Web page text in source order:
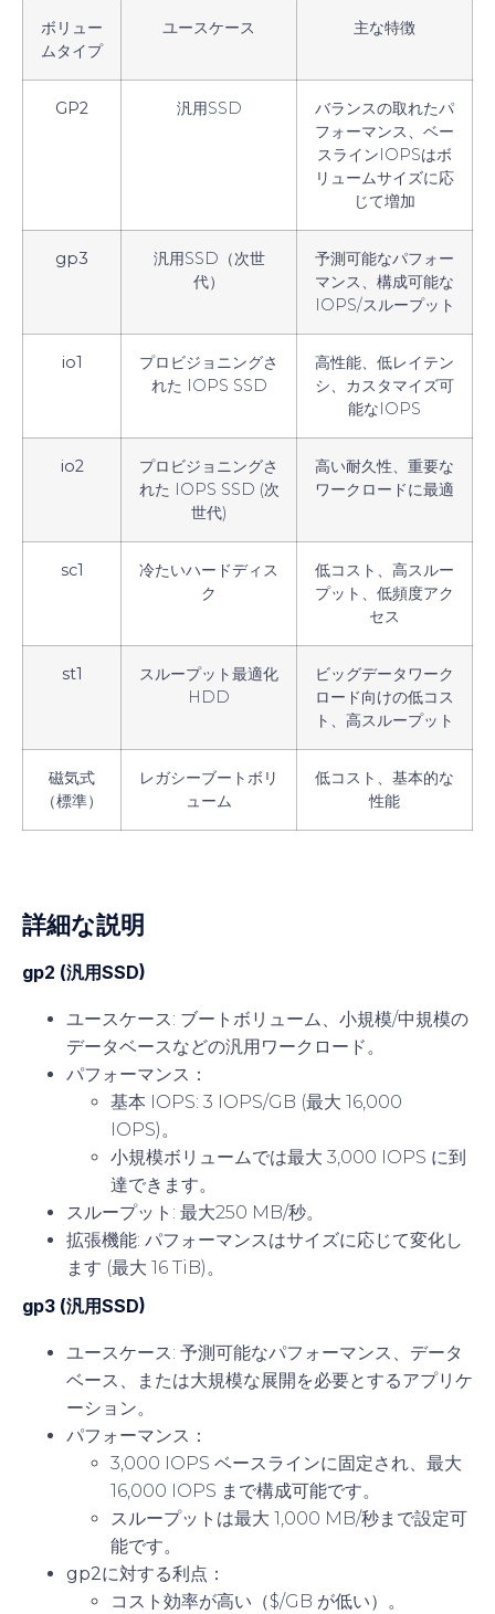
ボリュー
ムタイプ
ユースケース 主な特徴
GP2 汎用SSD
バランスの取れたパ
フォーマンス、ベー
スラインIOPSはボ
リュームサイズに応
じて増加
gp3
汎用SSD（次世
代）
予測可能なパフォー
マンス、構成可能な
IOPS/スループット
io1
プロビジョニングさ
れた IOPS SSD
高性能、低レイテン
シ、カスタマイズ可
能なIOPS
io2
プロビジョニングさ
れた IOPS SSD (次
世代)
高い耐久性、重要な
ワークロードに最適
sc1
冷たいハードディス
ク
低コスト、高スルー
プット、低頻度アク
セス
st1
スループット最適化
HDD
ビッグデータワーク
ロード向けの低コス
ト、高スループット
磁気式
（標準）
レガシーブートボリ
ューム
低コスト、基本的な
性能
詳細な説明
gp2 (汎用SSD)
ユースケース: ブートボリューム、小規模/中規模の
データベースなどの汎用ワークロード。
パフォーマンス ：
基本 IOPS: 3 IOPS/GB (最大 16,000
IOPS)。
小規模ボリュームでは最大 3,000 IOPS に到
達できます。
スループット : 最大250 MB/秒。
拡張機能: パフォーマンスはサイズに応じて変化し
ます (最大 16 TiB)。
gp3 (汎用SSD)
ユースケース: 予測可能なパフォーマンス、データ
ベース、または大規模な展開を必要とするアプリケ
ーション。
パフォーマンス ：
3,000 IOPS ベースラインに固定され、最大
16,000 IOPS まで構成可能です。
スループットは最大 1,000 MB/秒まで設定可
能です。
gp2に対する利点 ：
コスト効率が高い（$/GB が低い）。